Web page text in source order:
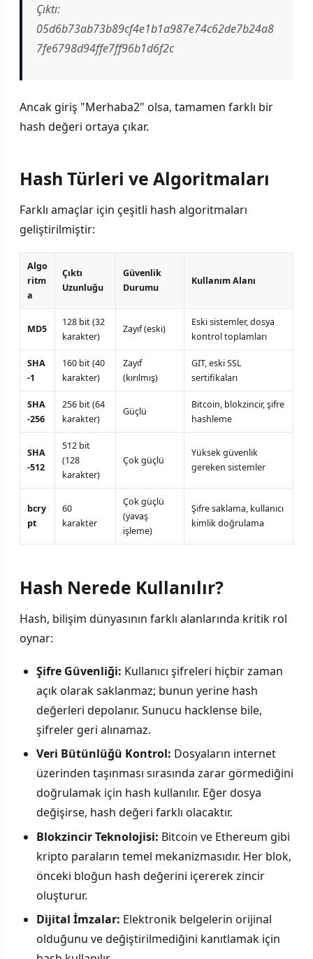
Çıktı:
05d6b73ab73b89cf4e1b1a987e74c62de7b24a8
7fe6798d94ffe7ff96b1d6f2c
Ancak giriş "Merhaba2" olsa, tamamen farklı bir
hash değeri ortaya çıkar.
Hash Türleri ve Algoritmaları
Farklı amaçlar için çeşitli hash algoritmaları
geliştirilmiştir:
Algo
ritm
a
Çıktı
Uzunluğu
Güvenlik
Durumu
Kullanım Alanı
MD5
128 bit (32
karakter)
Zayıf (eski)
Eski sistemler, dosya
kontrol toplamları
SHA
-1
160 bit (40
karakter)
Zayıf
(kırılmış)
GIT, eski SSL
sertifikaları
SHA
-256
256 bit (64
karakter)
Güçlü
Bitcoin, blokzincir, şifre
hashleme
SHA
-512
512 bit
(128
karakter)
Çok güçlü
Yüksek güvenlik
gereken sistemler
bcry
pt
60
karakter
Çok güçlü
(yavaş
işleme)
Şifre saklama, kullanıcı
kimlik doğrulama
Hash Nerede Kullanılır?
Hash, bilişim dünyasının farklı alanlarında kritik rol
oynar:
Şifre Güvenliği: Kullanıcı şifreleri hiçbir zaman
açık olarak saklanmaz; bunun yerine hash
değerleri depolanır. Sunucu hacklense bile,
şifreler geri alınamaz.
Veri Bütünlüğü Kontrol: Dosyaların internet
üzerinden taşınması sırasında zarar görmediğini
doğrulamak için hash kullanılır. Eğer dosya
değişirse, hash değeri farklı olacaktır.
Blokzincir Teknolojisi: Bitcoin ve Ethereum gibi
kripto paraların temel mekanizmasıdır. Her blok,
önceki bloğun hash değerini içererek zincir
oluşturur.
Dijital İmzalar: Elektronik belgelerin orijinal
olduğunu ve değiştirilmediğini kanıtlamak için